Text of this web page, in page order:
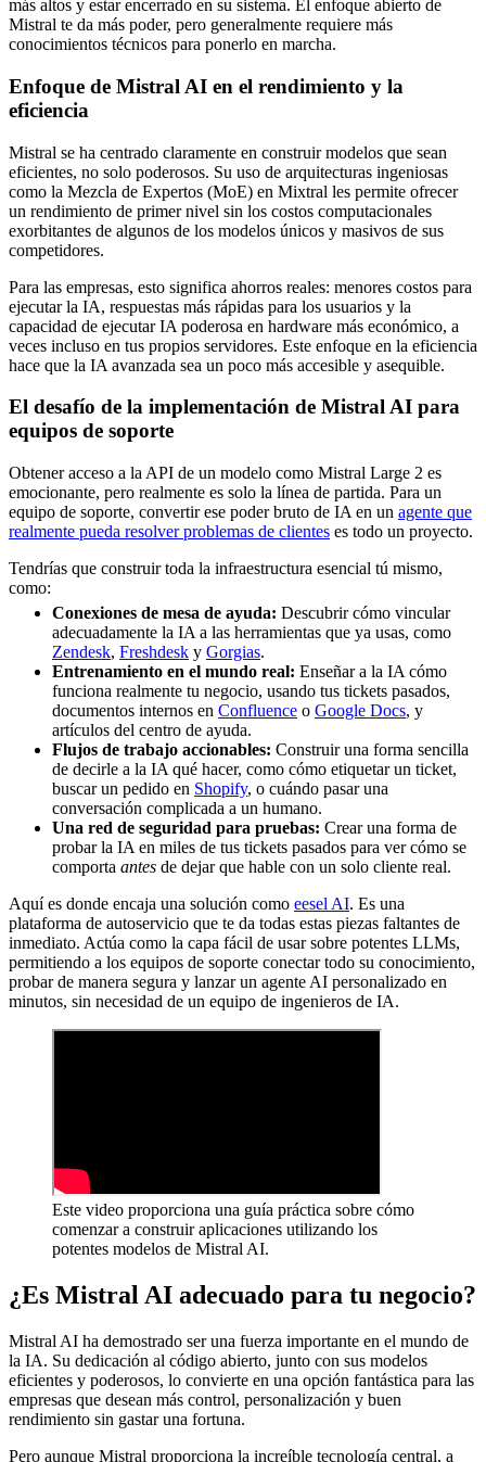
más altos y estar encerrado en su sistema. El enfoque abierto de
Mistral te da más poder, pero generalmente requiere más
conocimientos técnicos para ponerlo en marcha.
Enfoque de Mistral AI en el rendimiento y la
eficiencia
Mistral se ha centrado claramente en construir modelos que sean
eficientes, no solo poderosos. Su uso de arquitecturas ingeniosas
como la Mezcla de Expertos (MoE) en Mixtral les permite ofrecer
un rendimiento de primer nivel sin los costos computacionales
exorbitantes de algunos de los modelos únicos y masivos de sus
competidores.
Para las empresas, esto significa ahorros reales: menores costos para
ejecutar la IA, respuestas más rápidas para los usuarios y la
capacidad de ejecutar IA poderosa en hardware más económico, a
veces incluso en tus propios servidores. Este enfoque en la eficiencia
hace que la IA avanzada sea un poco más accesible y asequible.
El desafío de la implementación de Mistral AI para
equipos de soporte
Obtener acceso a la API de un modelo como Mistral Large 2 es
emocionante, pero realmente es solo la línea de partida. Para un
equipo de soporte, convertir ese poder bruto de IA en un agente que
realmente pueda resolver problemas de clientes es todo un proyecto.
Tendrías que construir toda la infraestructura esencial tú mismo,
como:
Conexiones de mesa de ayuda: Descubrir cómo vincular
adecuadamente la IA a las herramientas que ya usas, como
Zendesk, Freshdesk y Gorgias.
Entrenamiento en el mundo real: Enseñar a la IA cómo
funciona realmente tu negocio, usando tus tickets pasados,
documentos internos en Confluence o Google Docs, y
artículos del centro de ayuda.
Flujos de trabajo accionables: Construir una forma sencilla
de decirle a la IA qué hacer, como cómo etiquetar un ticket,
buscar un pedido en Shopify, o cuándo pasar una
conversación complicada a un humano.
Una red de seguridad para pruebas: Crear una forma de
probar la IA en miles de tus tickets pasados para ver cómo se
comporta antes de dejar que hable con un solo cliente real.
Aquí es donde encaja una solución como eesel AI. Es una
plataforma de autoservicio que te da todas estas piezas faltantes de
inmediato. Actúa como la capa fácil de usar sobre potentes LLMs,
permitiendo a los equipos de soporte conectar todo su conocimiento,
probar de manera segura y lanzar un agente AI personalizado en
minutos, sin necesidad de un equipo de ingenieros de IA.
Este video proporciona una guía práctica sobre cómo
comenzar a construir aplicaciones utilizando los
potentes modelos de Mistral AI.
¿Es Mistral AI adecuado para tu negocio?
Mistral AI ha demostrado ser una fuerza importante en el mundo de
la IA. Su dedicación al código abierto, junto con sus modelos
eficientes y poderosos, lo convierte en una opción fantástica para las
empresas que desean más control, personalización y buen
rendimiento sin gastar una fortuna.
Pero aunque Mistral proporciona la increíble tecnología central, a